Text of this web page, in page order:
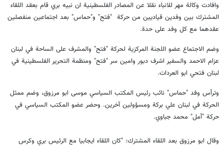
وافادت وكالة مهر للانباء نقلا عن المصادر الفلسطينية ان نبيه بري قام بعقد اللقاء
المشترك بين وفدين قياديين من حركة "فتح" و"حماس" بعد اجتماعين منفصلين
عقدهما مع كل وفد على حدة.
وضم الاجتماع عضو اللجنة المركزية لحركة "فتح" والمشرف على الساحة في لبنان
عزام الاحمد والسفير اشرف دبور وامين سر "فتح" ومنظمة التحرير الفلسطينية في
لبنان فتحي ابو العردات.
وترأس وفد "حماس" نائب رئيس المكتب السياسي موسى ابو مرزوق، وضم ممثل
الحركة في لبنان علي بركة ومسؤولين آخرين. وحضر عضو المكتب السياسي في
حركة "أمل" محمد جباوي.
وقال ابو مرزوق بعد اللقاء المشترك: "كان اللقاء ايجابيا مع الرئيس بري وكرس